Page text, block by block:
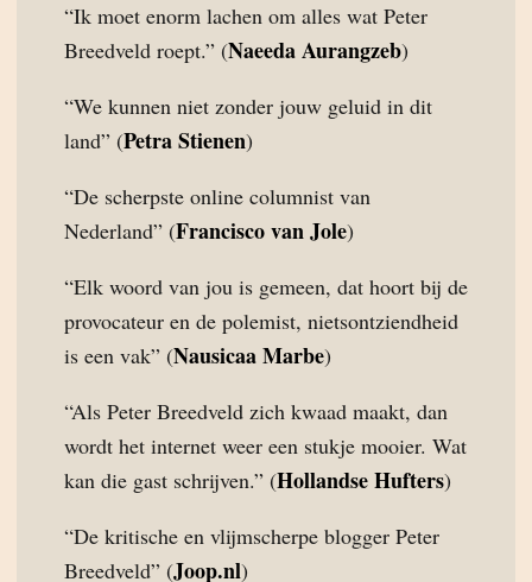
“Ik moet enorm lachen om alles wat Peter
Breedveld roept.” (Naeeda Aurangzeb)
“We kunnen niet zonder jouw geluid in dit
land” (Petra Stienen)
“De scherpste online columnist van
Nederland” (Francisco van Jole)
“Elk woord van jou is gemeen, dat hoort bij de
provocateur en de polemist, nietsontziendheid
is een vak” (Nausicaa Marbe)
“Als Peter Breedveld zich kwaad maakt, dan
wordt het internet weer een stukje mooier. Wat
kan die gast schrijven.” (Hollandse Hufters)
“De kritische en vlijmscherpe blogger Peter
Breedveld” (Joop.nl)